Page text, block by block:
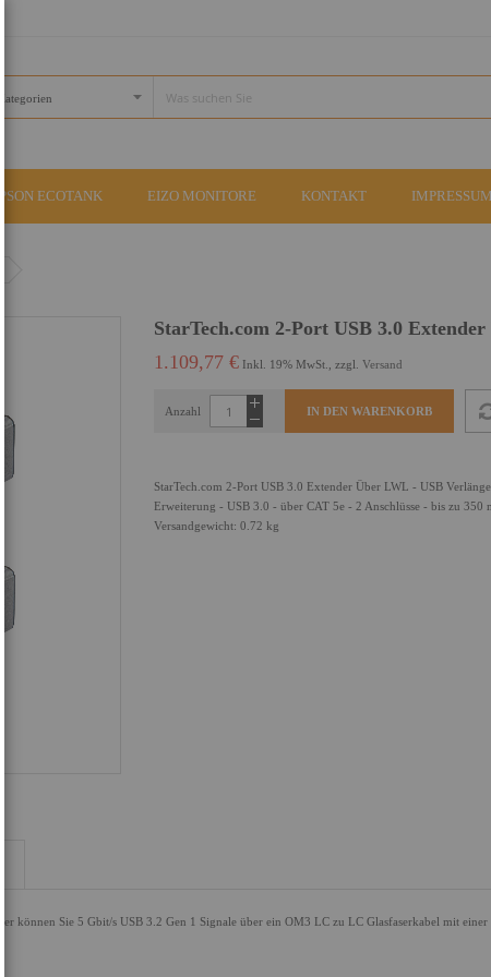
ECOTANK EIZO MONITORE KONTAKT IMPRESSUM
StarTech.com 2-Port USB 3.0
1.109,77 € Inkl. 19% MwSt., zzgl. Versand
Anzahl IN DEN WARENKORB
StarTech.com 2-Port USB 3.0 Extender Über LWL - USB
Erweiterung - USB 3.0 - über CAT 5e - 2 Anschlüsse - bis zu
Versandgewicht: 0.72 kg
können Sie 5 Gbit/s USB 3.2 Gen 1 Signale über ein OM3 LC zu LC Glasfaserkabel mit